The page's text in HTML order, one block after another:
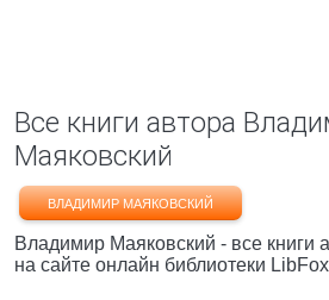
Все книги автора
Маяковский
ВЛАДИМИР МАЯКОВСКИЙ
Владимир Маяковский - все книги
на сайте онлайн библиотеки